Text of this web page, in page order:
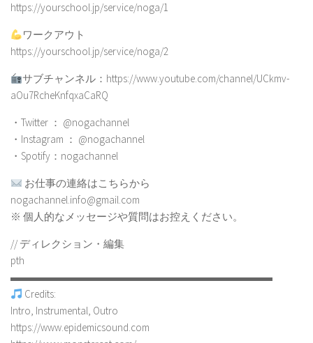
https://yourschool.jp/service/noga/1
ワークアウト
https://yourschool.jp/service/noga/2
サブチャンネル：https://www.youtube.com/channel/UCkmv-
aOu7RcheKnfqxaCaRQ
・Twitter ： @nogachannel
・Instagram ： @nogachannel
・Spotify：nogachannel
お仕事の連絡はこちらから
nogachannel.info@gmail.com
※ 個人的なメッセージや質問はお控えください。
// ディレクション・編集
pth
▬▬▬▬▬▬▬▬▬▬▬▬▬▬▬▬▬▬▬▬▬▬▬▬▬
Credits:
Intro, Instrumental, Outro
https://www.epidemicsound.com